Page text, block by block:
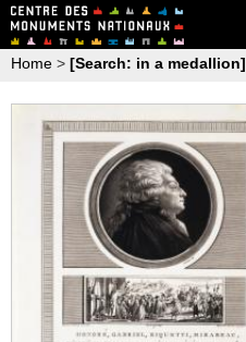
Home > [Search: in a medallion]